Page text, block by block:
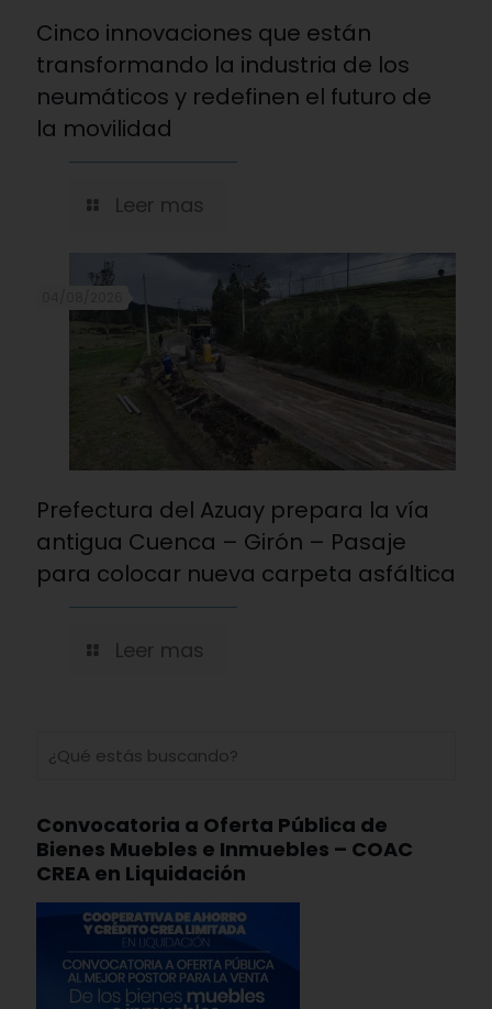
Cinco innovaciones que están
transformando la industria de los
neumáticos y redefinen el futuro de
la movilidad
Leer mas
Prefectura del Azuay prepara la vía
antigua Cuenca – Girón – Pasaje
para colocar nueva carpeta asfáltica
Leer mas
Convocatoria a Oferta Pública de
Bienes Muebles e Inmuebles – COAC
CREA en Liquidación